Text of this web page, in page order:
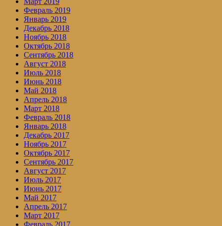
Февраль 2019
Январь 2019
Декабрь 2018
Ноябрь 2018
Октябрь 2018
Сентябрь 2018
Август 2018
Июль 2018
Июнь 2018
Май 2018
Апрель 2018
Март 2018
Февраль 2018
Январь 2018
Декабрь 2017
Ноябрь 2017
Октябрь 2017
Сентябрь 2017
Август 2017
Июль 2017
Июнь 2017
Май 2017
Апрель 2017
Март 2017